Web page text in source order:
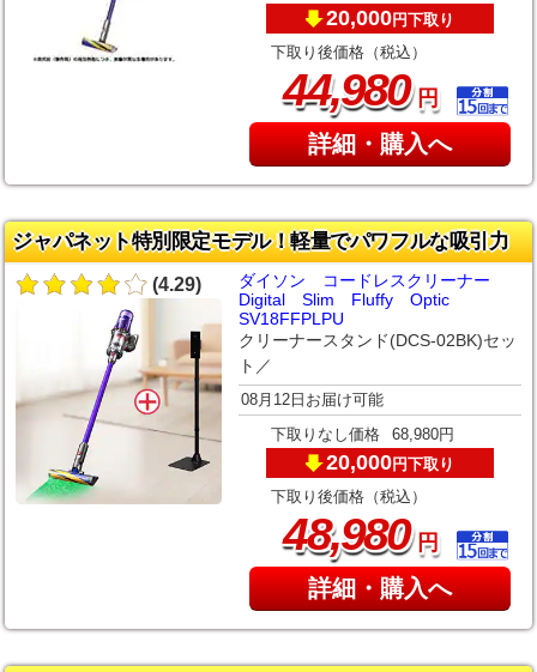
20,000円下取り
下取り後価格（税込）
44,980円
詳細・購入へ
ジャパネット特別限定モデル！軽量でパワフルな吸引力
(4.29)
ダイソン コードレスクリーナー
Digital Slim Fluffy Optic
SV18FFPLPU
クリーナースタンド(DCS-02BK)セッ
ト／
08月12日お届け可能
下取りなし価格 68,980円
20,000円下取り
下取り後価格（税込）
48,980円
詳細・購入へ